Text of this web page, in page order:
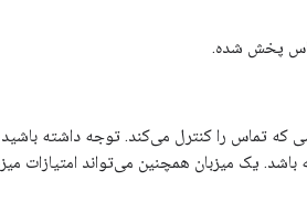
پخش شده.
که تماس را کنترل می‌کند. توجه داشته
یک میزبان همچنین می‌تواند امتیازات